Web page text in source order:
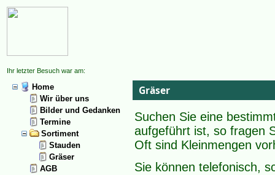
Ihr letzter Besuch war am:
Home
Wir über uns
Bilder und Gedanken
Termine
Sortiment
Stauden
Gräser
AGB
Gräser
Suchen Sie eine
aufgeführt ist, so fragen
Oft sind Kleinmengen
Sie können telefonisch,